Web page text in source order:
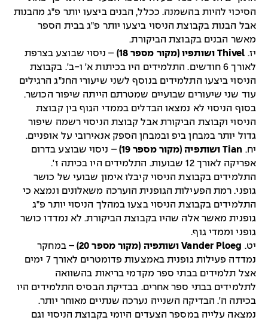
הסיכוי להיות בהשמנה. ככלל, הבנים ביצעו יותר פ"ג מהבנות
אבל הבנות בקבוצת הניסוי ביצעו יותר פ"ג בבית הספר
מאשר הבנים בקבוצת הביקורת.
יז. Thivel ושותפיו (מקור מספר 18)
– ניסוי שבוצע בצרפת
לאורך 6 חודשים. התלמידים היו בכיתות א' ו-ב'. בקבוצת
הניסוי ביצעו התלמידים בנוסף לשני שיעורי החנ"ג הרגילים
עוד שני שיעורים שבועיים שמטרתם הייתה שיפור הכושר.
בסוף הניסוי לא נמצאו הבדלים בממדי הגוף בין קבוצת
הניסוי וקבוצת הביקורת אבל קבוצת הניסוי רשמה שיפור
גדול יותר במבחן ביפ ובמבחן הספק אנאירובי על אופניים.
יח. Tian ושותפיה (מקור מספר 19)
– ניסוי שבוצע בדרום
אפריקה לאורך 12 שבועות. התלמידים היו בכיתה ז'.
התלמידים בקבוצת הניסוי קיבלו אימון שבועי של כושר
גופני. רמת הפעילות הגופנית הוערכה משאלונים ונמצא כי
התלמידים בקבוצת הניסוי בצעו במהלך הניסוי יותר פ"ג
גופנית מאשר אלה שהיו בקבוצת הביקורת. לא נמדדו כושר
גופני וממדי גוף.
יט. Vander Ploeg ושותפיה (מקור מספר 20)
– במחקר
נמדדה פעילות גופנית באמצעות פדומטרים לאורך 7 ימים
אצל תלמידים בבתי ספר מקדמי בריאות בהשוואה
לתלמידים בבתי ספר אחרים. בבדיקת הבסיס התלמידים היו
בכיתה ה'. הבדיקה השנייה נערכה שנתיים מאוחר יותר.
נמצאה עלייה במספר הצעדים היומי בקבוצת הניסוי וגם